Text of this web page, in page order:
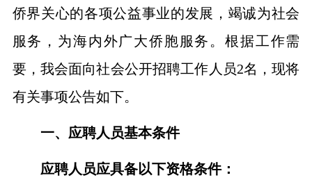
侨界关心的各项公益事业的发展，竭诚为社会
服务，为海内外广大侨胞服务。根据工作需
要， 我会面向社会公开招聘工作人员2名，现将
有关事项公告如下。
一、应聘人员基本条件
应聘人员应具备以下资格条件：